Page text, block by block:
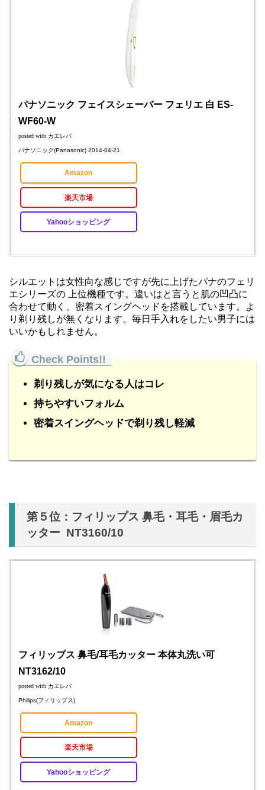
パナソニック フェイスシェーバー フェリエ 白 ES-
WF60-W
posted with カエレバ
パナソニック(Panasonic) 2014-04-21
Amazon
楽天市場
Yahooショッピング
シルエットは女性向な感じですが先に上げたパナのフェリ
エシリーズの 上位機種です。違いはと言うと肌の凹凸に
合わせて動く、密着スイングヘッドを搭載しています。よ
り剃り残しが無くなります。毎日手入れをしたい男子には
いいかもしれません。
剃り残しが気になる人はコレ
持ちやすいフォルム
密着スイングヘッドで剃り残し軽減
第５位：フィリップス 鼻毛・耳毛・眉毛カ
ッター NT3160/10
フィリップス 鼻毛/耳毛カッター 本体丸洗い可
NT3162/10
posted with カエレバ
Philips(フィリップス)
Amazon
楽天市場
Yahooショッピング